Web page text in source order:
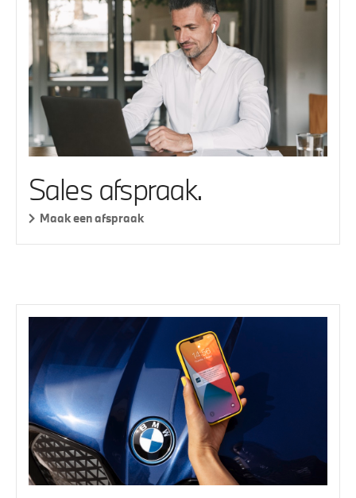
Sales afspraak.
Maak een afspraak